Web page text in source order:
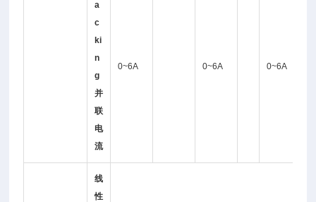
a
c
ki
n
g
并
联
电
流
0~6A 0~6A 0~6A
线
性